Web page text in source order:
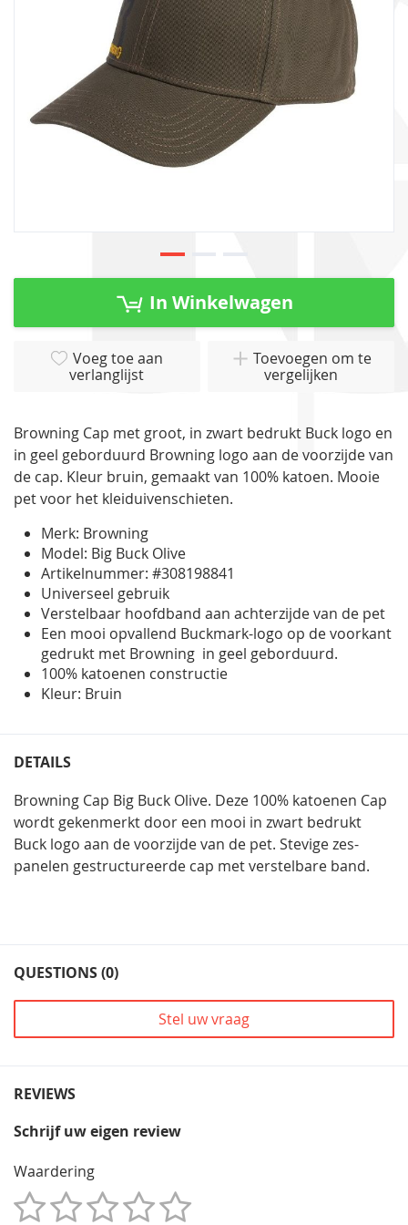
Ga
In Winkelwagen
Voeg toe aan
verlanglijst
Toevoegen om te
vergelijken
Browning Cap met groot, in zwart bedrukt Buck logo en
in geel geborduurd Browning logo aan de voorzijde van
de cap. Kleur bruin, gemaakt van 100% katoen. Mooie
pet voor het kleiduivenschieten.
Merk: Browning
Model: Big Buck Olive
Artikelnummer: #308198841
Universeel gebruik
Verstelbaar hoofdband aan achterzijde van de pet
Een mooi opvallend Buckmark-logo op de voorkant
gedrukt met Browning in geel geborduurd.
100% katoenen constructie
Kleur: Bruin
DETAILS
Browning Cap Big Buck Olive. Deze 100% katoenen Cap
wordt gekenmerkt door een mooi in zwart bedrukt
Buck logo aan de voorzijde van de pet. Stevige zes-
panelen gestructureerde cap met verstelbare band.
QUESTIONS (0)
Stel uw vraag
REVIEWS
Schrijf uw eigen review
Waardering